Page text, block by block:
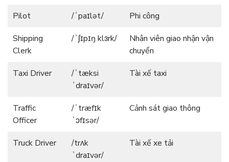
Pilot /ˈpaɪlət/
Phi công
Shipping
Clerk
/ˈʃɪpɪŋ klɜrk/
Nhân viên giao nhận vận
chuyển
Taxi Driver
/ˈtæksi
ˈdraɪvər/
Tài xế taxi
Traffic
Officer
/ˈtræfɪk
ˈɔfɪsər/
Cảnh sát giao thông
Truck Driver
/trʌk
ˈdraɪvər/
Tài xế xe tải